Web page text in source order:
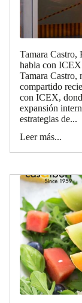
Tamara Castro,
habla con
Tamara Castro,
compartido
con ICEX,
expansión
estrategias de...
Leer más...